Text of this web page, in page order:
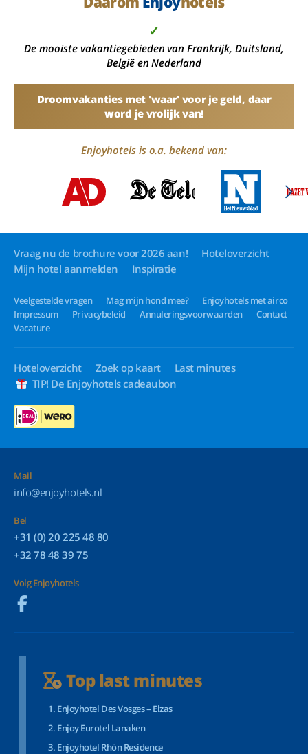
✓
De mooiste vakantiegebieden van Frankrijk, Duitsland,
België en Nederland
Droomvakanties met 'waar' voor je geld, daar
word je vrolijk van!
Enjoyhotels is o.a. bekend van:
Vraag nu de brochure voor 2026 aan!
Hoteloverzicht
Mijn hotel aanmelden
Inspiratie
Veelgestelde vragen Mag mijn hond mee?
Enjoyhotels met airco
Impressum
Privacybeleid Annuleringsvoorwaarden
Contact
Vacature
Hoteloverzicht Zoek op kaart
Last minutes
TIP! De Enjoyhotels cadeaubon
Mail
info@enjoyhotels.nl
Bel
+31 (0) 20 225 48 80
+32 78 48 39 75
Volg Enjoyhotels
Top last minutes
Enjoyhotel Des Vosges – Elzas
Enjoy Eurotel Lanaken
Enjoyhotel Rhön Residence